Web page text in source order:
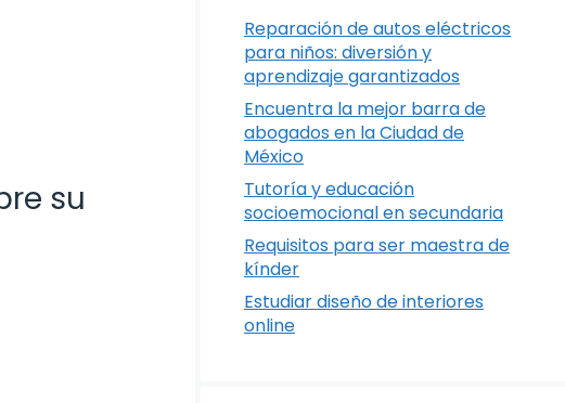
su
Reparación de autos eléctricos
para niños: diversión y
aprendizaje garantizados
Encuentra la mejor barra de
abogados en la Ciudad de
México
Tutoría y educación
socioemocional en secundaria
Requisitos para ser maestra de
kínder
Estudiar diseño de interiores
online